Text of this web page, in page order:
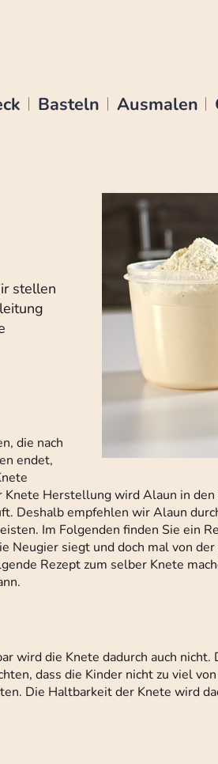
Basteln Ausmalen
stellen
die nach
endet,
Herstellung wird Alaun in
Deshalb empfehlen wir Alaun
Im Folgenden finden Sie ein
Neugier siegt und doch mal von
Rezept zum selber Knete
wird die Knete dadurch auch
dass die Kinder nicht zu viel
Die Haltbarkeit der Knete wird